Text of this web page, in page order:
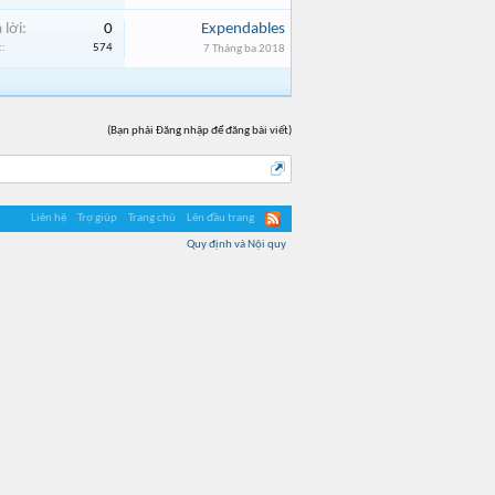
lời: 0
574
Expendables
7 Tháng ba 2018
(Bạn phải Đăng nhập để đăng bài viết)
Liên hệ Trợ giúp Trang chủ Lên đầu trang
Quy định và Nội quy